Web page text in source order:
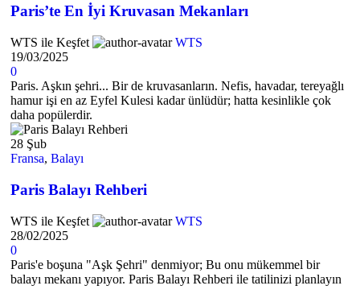
Paris’te En İyi Kruvasan Mekanları
WTS ile Keşfet
WTS
19/03/2025
0
Paris. Aşkın şehri... Bir de kruvasanların. Nefis, havadar, tereyağlı
hamur işi en az Eyfel Kulesi kadar ünlüdür; hatta kesinlikle çok
daha popülerdir.
28 Şub
Fransa, Balayı
Paris Balayı Rehberi
WTS ile Keşfet
WTS
28/02/2025
0
Paris'e boşuna "Aşk Şehri" denmiyor; Bu onu mükemmel bir
balayı mekanı yapıyor. Paris Balayı Rehberi ile tatilinizi planlayın